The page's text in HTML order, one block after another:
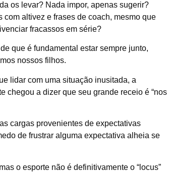
os levar? Nada impor, apenas sugerir?
altivez e frases de coach, mesmo que
fracassos em série?
que é fundamental estar sempre junto,
nossos filhos.
lidar com uma situação inusitada, a
chegou a dizer que seu grande receio é “nos
cargas provenientes de expectativas
de frustrar alguma expectativa alheia se
o esporte não é definitivamente o “locus”